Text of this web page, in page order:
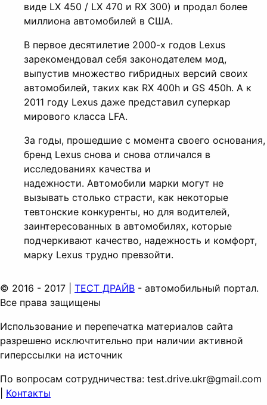
виде LX 450 / LX 470 и RX 300) и продал более
миллиона автомобилей в США.
В первое десятилетие 2000-х годов Lexus
зарекомендовал себя законодателем мод,
выпустив множество гибридных версий своих
автомобилей, таких как RX 400h и GS 450h. А к
2011 году Lexus даже представил суперкар
мирового класса LFA.
За годы, прошедшие с момента своего основания,
бренд Lexus снова и снова отличался в
исследованиях качества и
надежности. Автомобили марки могут не
вызывать столько страсти, как некоторые
тевтонские конкуренты, но для водителей,
заинтересованных в автомобилях, которые
подчеркивают качество, надежность и комфорт,
марку Lexus трудно превзойти.
© 2016 - 2017 | ТЕСТ ДРАЙВ - автомобильный портал.
Все права защищены
Использование и перепечатка материалов сайта
разрешено исключтительно при наличии активной
гиперссылки на источник
По вопросам сотрудничества: test.drive.ukr@gmail.com
Контакты